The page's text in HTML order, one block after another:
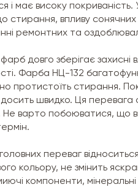
і має високу
стирання, впливу
ремонтних та
довго зберігає захисні
Фарба НЦ-132
протистоїть стирання.
швидко. Ця перевага
Не варто побоюватися, що
переваг
кольору, не змінить
компоненти,